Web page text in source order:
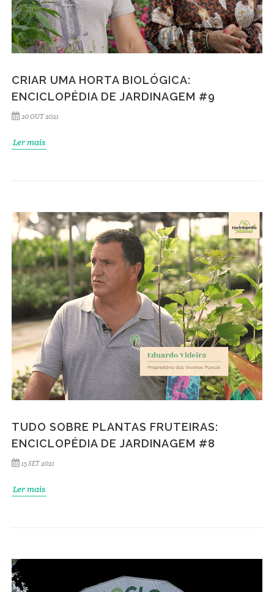
CRIAR UMA HORTA BIOLÓGICA:
ENCICLOPÉDIA DE JARDINAGEM #9
20 OUT 2021
Ler mais
TUDO SOBRE PLANTAS FRUTEIRAS:
ENCICLOPÉDIA DE JARDINAGEM #8
15 SET 2021
Ler mais